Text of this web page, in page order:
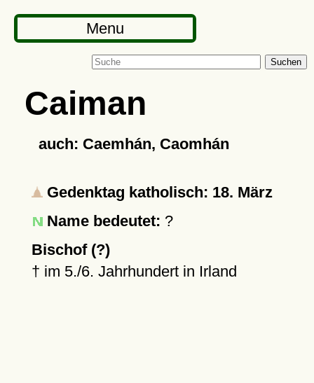
Menu
Suchen
Caiman
auch: Caemhán, Caomhán
Gedenktag katholisch: 18. März
Name bedeutet: ?
Bischof (?)
† im 5./6. Jahrhundert in Irland